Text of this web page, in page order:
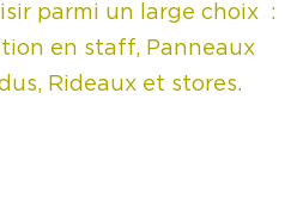
parmi un large choix :
en staff, Panneaux
Rideaux et stores.